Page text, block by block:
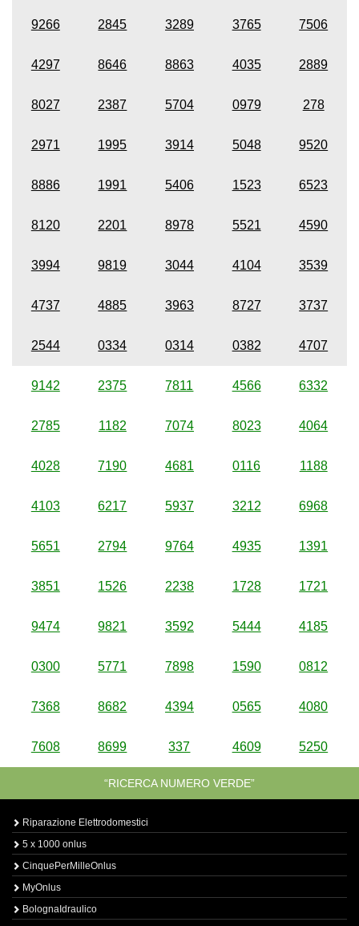
9266 2845 3289 3765 7506
4297 8646 8863 4035 2889
8027 2387 5704 0979 278
2971 1995 3914 5048 9520
8886 1991 5406 1523 6523
8120 2201 8978 5521 4590
3994 9819 3044 4104 3539
4737 4885 3963 8727 3737
2544 0334 0314 0382 4707
9142 2375 7811 4566 6332
2785 1182 7074 8023 4064
4028 7190 4681 0116 1188
4103 6217 5937 3212 6968
5651 2794 9764 4935 1391
3851 1526 2238 1728 1721
9474 9821 3592 5444 4185
0300 5771 7898 1590 0812
7368 8682 4394 0565 4080
7608 8699 337 4609 5250
“RICERCA NUMERO VERDE”
Riparazione Elettrodomestici
5 x 1000 onlus
CinquePerMilleOnlus
MyOnlus
BolognaIdraulico